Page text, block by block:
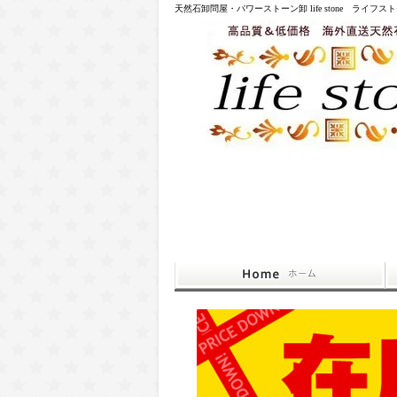
天然石卸問屋・パワーストーン卸 life stone ライフス